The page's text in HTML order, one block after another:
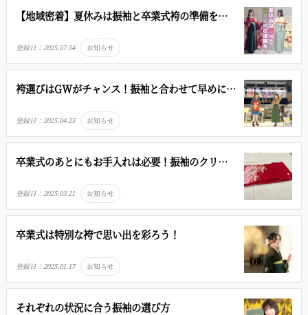
【地域密着】夏休みは振袖と卒業式袴の準備を！
登録日： 2025.07.04 お知らせ
袴選びはGWがチャンス！振袖と合わせて早めに予
登録日： 2025.04.25 お知らせ
卒業式のあとにもお手入れは必要！振袖のクリ－
登録日： 2025.03.21 お知らせ
卒業式は特別な袴で思い出を彩ろう！
登録日： 2025.01.17 お知らせ
それぞれの状況に合う振袖の選び方